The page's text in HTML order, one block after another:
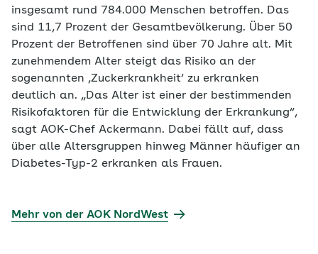
insgesamt rund 784.000 Menschen betroffen. Das
sind 11,7 Prozent der Gesamtbevölkerung. Über 50
Prozent der Betroffenen sind über 70 Jahre alt. Mit
zunehmendem Alter steigt das Risiko an der
sogenannten ‚Zuckerkrankheit‘ zu erkranken
deutlich an. „Das Alter ist einer der bestimmenden
Risikofaktoren für die Entwicklung der Erkrankung“,
sagt AOK-Chef Ackermann. Dabei fällt auf, dass
über alle Altersgruppen hinweg Männer häufiger an
Diabetes-Typ-2 erkranken als Frauen.
Mehr von der AOK NordWest